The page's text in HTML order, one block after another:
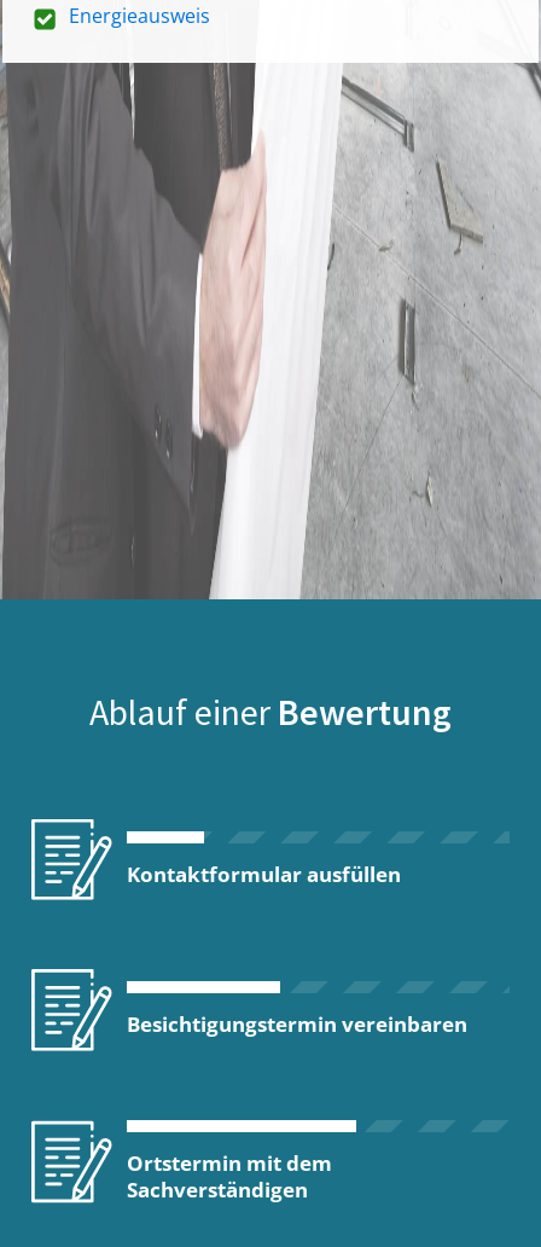
Energieausweis
Ablauf einer Bewertung
Kontaktformular ausfüllen
Besichtigungstermin vereinbaren
Ortstermin mit dem
Sachverständigen